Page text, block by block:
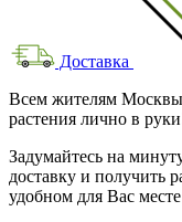
Доставка
Всем жителям Москвы
растения лично в
Задумайтесь на
доставку и получить
удобном для Вас